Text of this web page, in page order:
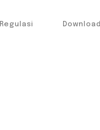
Regulasi Download